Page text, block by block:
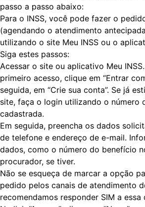
passo a passo abaixo:
Para o INSS, você pode fazer o
(agendando o atendimento
utilizando o site Meu INSS ou o
Siga estes passos:
Acessar o site ou aplicativo Meu INSS
primeiro acesso, clique em “Entrar
seguida, em “Crie sua conta”. Se já
site, faça o login utilizando o número
cadastrada.
Em seguida, preencha os dados
de telefone e endereço de e-mail.
dados, como o número do benefício
procurador, se tiver.
Não se esqueça de marcar a opção
pedido pelos canais de atendimento
recomendamos responder SIM a essa